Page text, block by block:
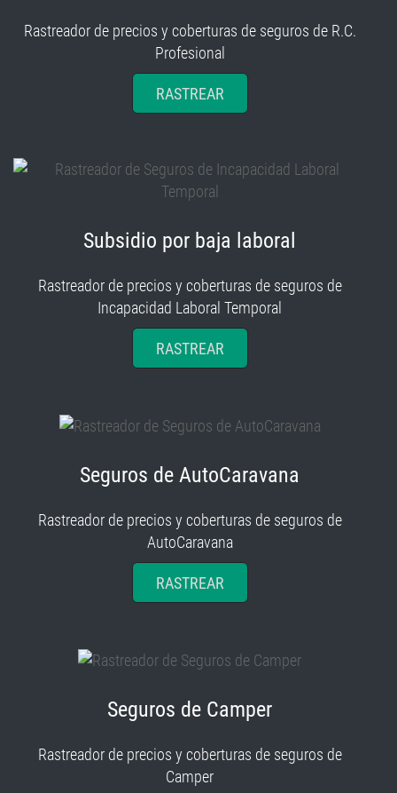
Rastreador de precios y coberturas de seguros de R.C.
Profesional
RASTREAR
Subsidio por baja laboral
Rastreador de precios y coberturas de seguros de
Incapacidad Laboral Temporal
RASTREAR
Seguros de AutoCaravana
Rastreador de precios y coberturas de seguros de
AutoCaravana
RASTREAR
Seguros de Camper
Rastreador de precios y coberturas de seguros de
Camper